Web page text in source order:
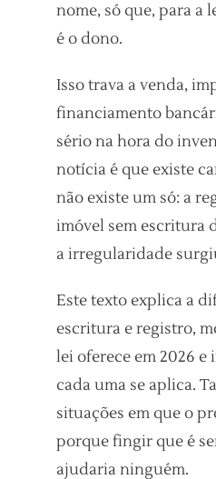
nome, só que, para a
é o dono.
Isso trava a venda,
financiamento
sério na hora do
notícia é que existe
não existe um só: a
imóvel sem escritura
a irregularidade
Este texto explica a
escritura e registro,
lei oferece em 2026
cada uma se aplica.
situações em que o
porque fingir que é
ajudaria ninguém.